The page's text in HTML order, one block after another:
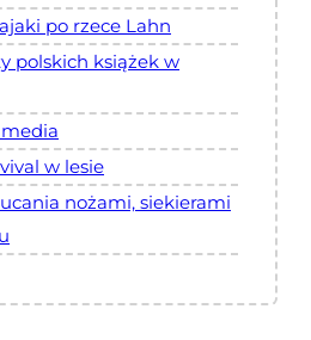
po rzece Lahn
polskich książek w
media
w lesie
nożami, siekierami